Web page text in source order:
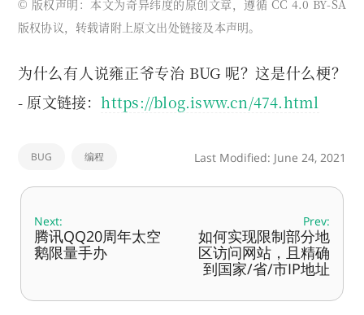
© 版权声明：本文为奇异纬度的原创文章，遵循 CC 4.0 BY-SA
版权协议，转载请附上原文出处链接及本声明。
为什么有人说雍正爷专治 BUG 呢？这是什么梗？
- 原文链接：https://blog.isww.cn/474.html
BUG 编程 Last Modified: June 24, 2021
Next:
腾讯QQ20周年太空
鹅限量手办
Prev:
如何实现限制部分地
区访问网站，且精确
到国家/省/市IP地址